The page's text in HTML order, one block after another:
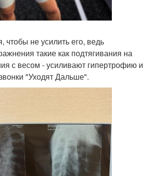
чтобы не усилить его, ведь
такие как подтягивания на
с весом - усиливают гипертрофию и
"Уходят Дальше".